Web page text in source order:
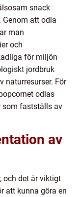
snack
att odla
man
och
för miljön
jordbruk
naturresurser. För
odlas
som fastställs av
av
och det är viktigt
att kunna göra en